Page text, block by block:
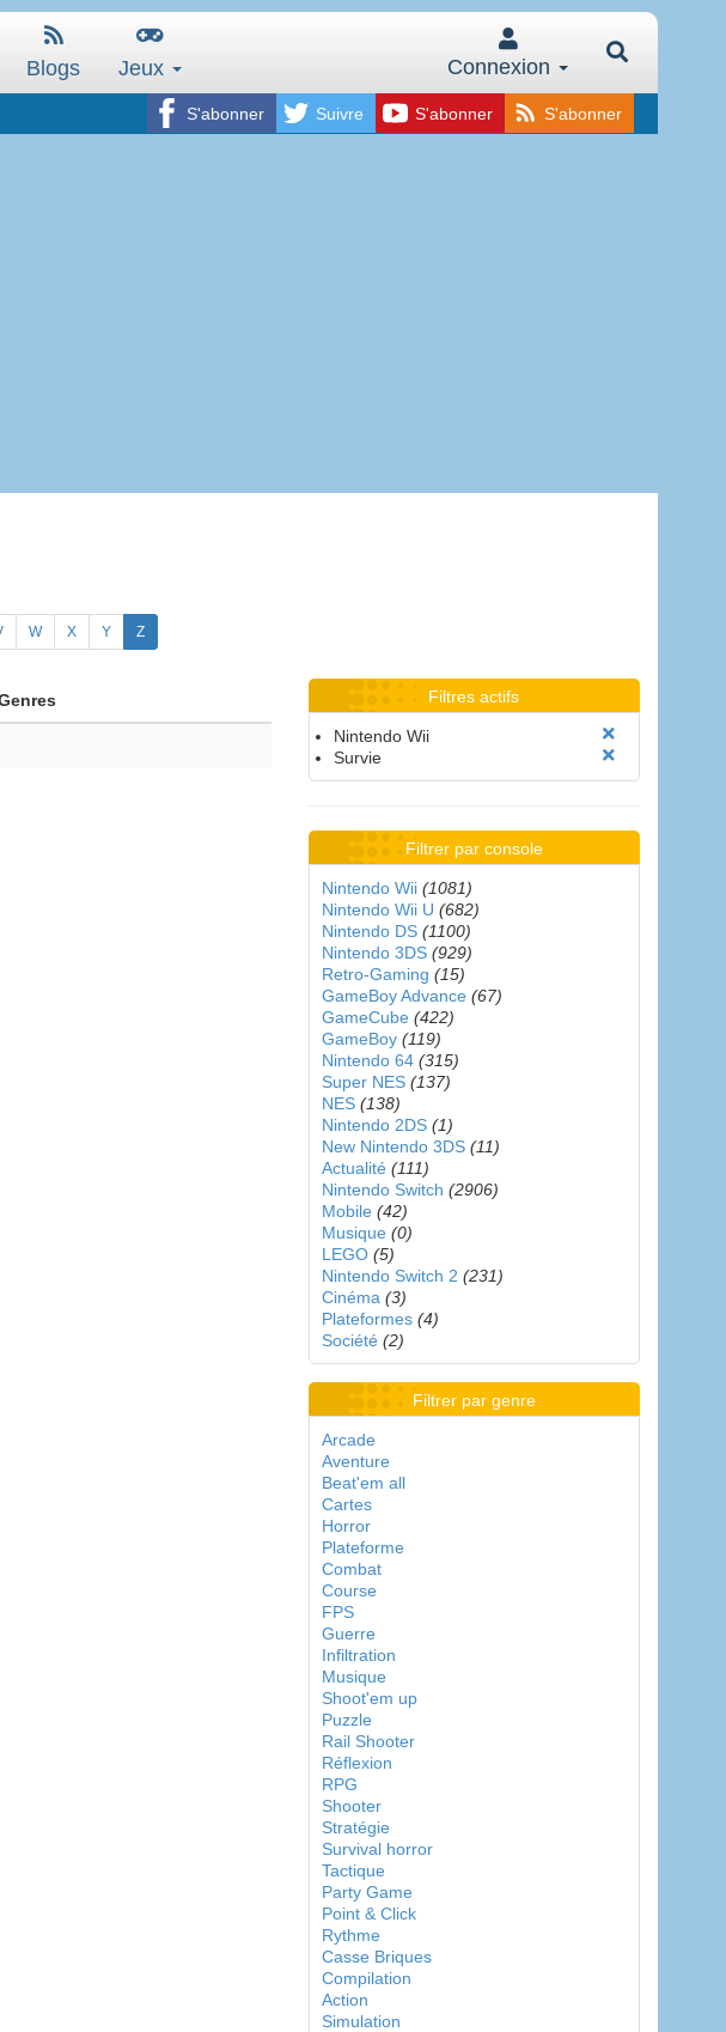
Blogs Jeux Connexion
S'abonner Suivre S'abonner S'abonner
W X Y Z
Filtres actifs
Nintendo Wii
Survie
Filtrer par console
Nintendo Wii (1081)
Nintendo Wii U (682)
Nintendo DS (1100)
Nintendo 3DS (929)
Retro-Gaming (15)
GameBoy Advance (67)
GameCube (422)
GameBoy (119)
Nintendo 64 (315)
Super NES (137)
NES (138)
Nintendo 2DS (1)
New Nintendo 3DS (11)
Actualité (111)
Nintendo Switch (2906)
Mobile (42)
Musique (0)
LEGO (5)
Nintendo Switch 2 (231)
Cinéma (3)
Plateformes (4)
Société (2)
Filtrer par genre
Arcade
Aventure
Beat'em all
Cartes
Horror
Plateforme
Combat
Course
FPS
Guerre
Infiltration
Musique
Shoot'em up
Puzzle
Rail Shooter
Réflexion
RPG
Shooter
Stratégie
Survival horror
Tactique
Party Game
Point & Click
Rythme
Casse Briques
Compilation
Action
Simulation